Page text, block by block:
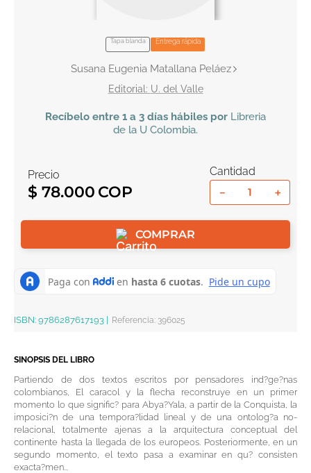
Tapa blanda Entrega rápida
Susana Eugenia Matallana Peláez
U. del Valle
Recíbelo entre 1 a 3 días hábiles por Libreria
de la U Colombia.
Precio
$ 78.000
Cantidad
＋
－
COMPRAR
ISBN: 9786287617193 Referencia: 396025
SINOPSIS DEL LIBRO
Partiendo de dos textos escritos por pensadores ind?ge?nas
colombianos, El caracol y la flecha reconstruye en un primer
momento lo que signific? para Abya?Yala, a partir de la Conquista, la
imposici?n de una tempora?lidad lineal y de una ontolog?a no-
relacional, totalmente ajenas a la arquitectura conceptual del
continente hasta la llegada de los europeos. Posteriormente, en un
segundo momento, el texto pasa a examinar en qu? consisten
exacta?men...